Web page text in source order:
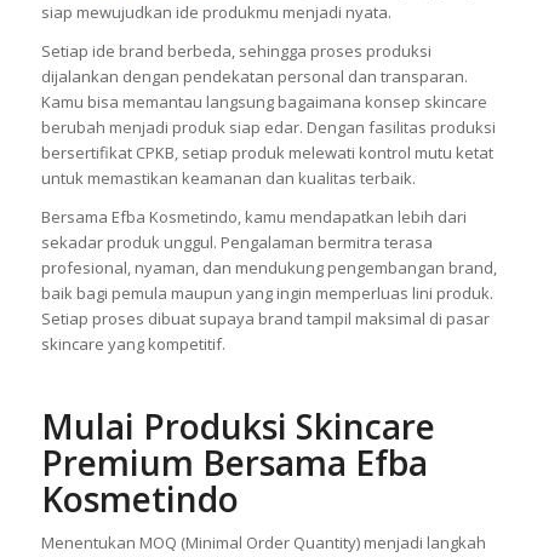
siap mewujudkan ide produkmu menjadi nyata.
Setiap ide brand berbeda, sehingga proses produksi
dijalankan dengan pendekatan personal dan transparan.
Kamu bisa memantau langsung bagaimana konsep skincare
berubah menjadi produk siap edar. Dengan fasilitas produksi
bersertifikat CPKB, setiap produk melewati kontrol mutu ketat
untuk memastikan keamanan dan kualitas terbaik.
Bersama Efba Kosmetindo, kamu mendapatkan lebih dari
sekadar produk unggul. Pengalaman bermitra terasa
profesional, nyaman, dan mendukung pengembangan brand,
baik bagi pemula maupun yang ingin memperluas lini produk.
Setiap proses dibuat supaya brand tampil maksimal di pasar
skincare yang kompetitif.
Mulai Produksi Skincare
Premium Bersama Efba
Kosmetindo
Menentukan MOQ (Minimal Order Quantity) menjadi langkah